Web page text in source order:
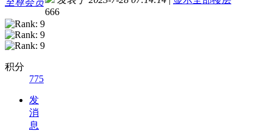
积分
775
发
消
息
666